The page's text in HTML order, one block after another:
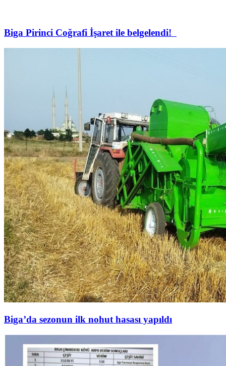
Biga Pirinci Coğrafi İşaret ile belgelendi!
Biga’da sezonun ilk nohut hasası yapıldı